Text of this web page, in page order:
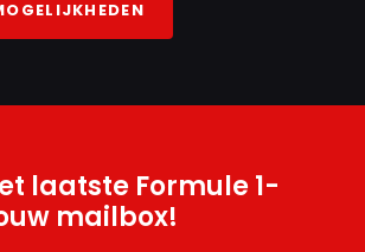
laatste Formule 1-
mailbox!